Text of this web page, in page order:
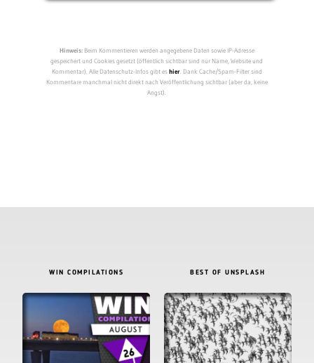
Hinweis:Beim Kommentieren werden angegebene Daten sowie IP-Adresse
gespeichert und Cookies gesetzt (öffentlich sichtbar sind nur Name, Website und
Kommentar). Alle Datenschutz-Infos gibt eshier. Dank Cache/Spam-Filter sind
Kommentare manchmal nicht direkt nach Veröffentlichung sichtbar (aber da, keine
Angst).
WIN COMPILATIONS BEST OF UNSPLASH